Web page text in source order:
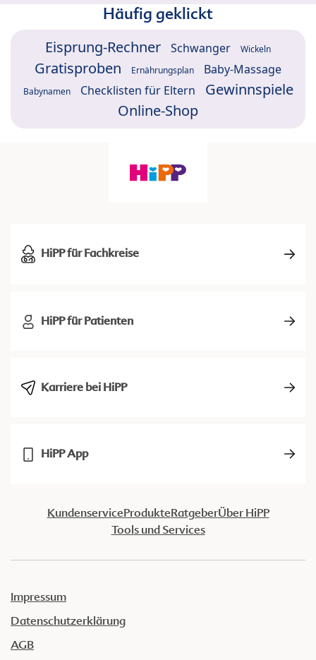
Häufig geklickt
Eisprung-Rechner Schwanger Wickeln
Gratisproben Ernährungsplan Baby-Massage
Babynamen Checklisten für Eltern
Gewinnspiele
Online-Shop
HiPP für Fachkreise
HiPP für Patienten
Karriere bei HiPP
HiPP App
KundenserviceProdukteRatgeberÜber HiPP
Tools und Services
Impressum
Datenschutzerklärung
AGB